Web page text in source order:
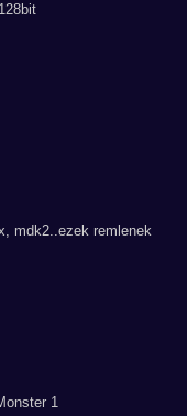
mdk2..ezek remlenek
1